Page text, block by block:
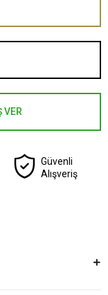
VER
Güvenli
Alışveriş